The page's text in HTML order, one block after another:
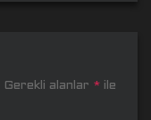
Gerekli alanlar * ile